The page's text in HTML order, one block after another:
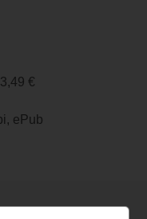
3,49 €
ePub